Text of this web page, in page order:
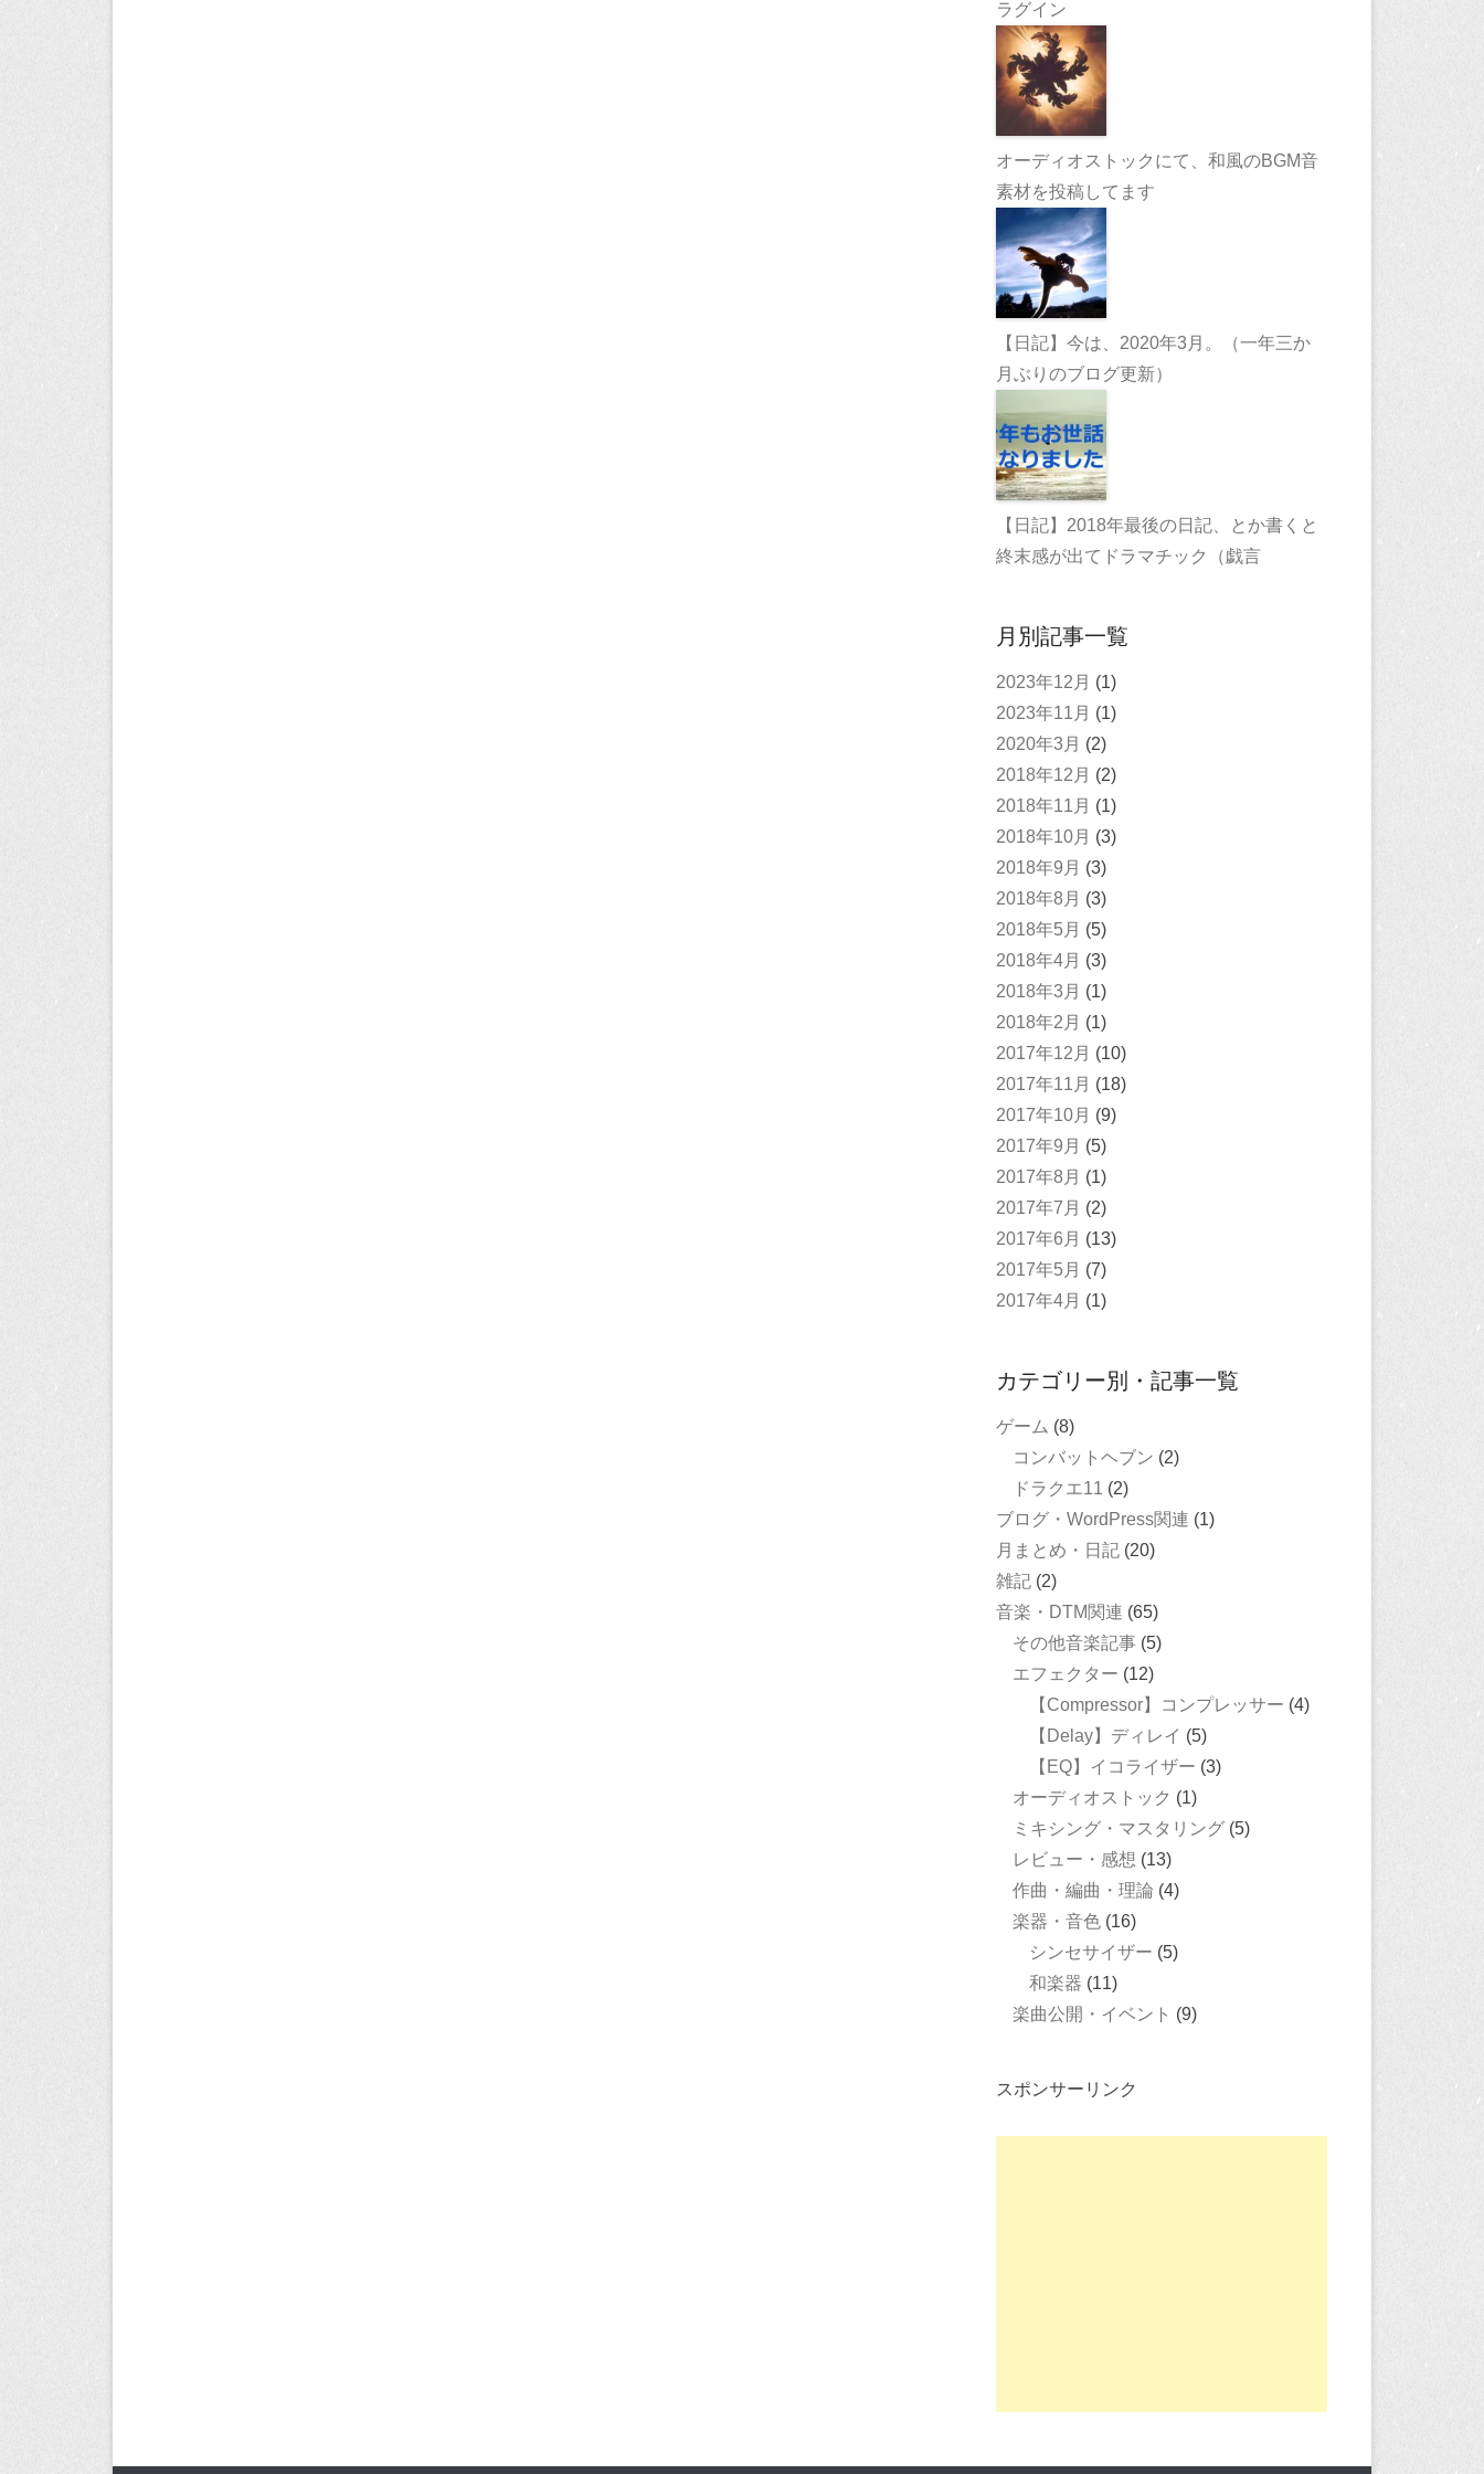
ラグイン
オーディオストックにて、和風のBGM音
素材を投稿してます
【日記】今は、2020年3月。（一年三か
月ぶりのブログ更新）
【日記】2018年最後の日記、とか書くと
終末感が出てドラマチック（戯言
月別記事一覧
2023年12月 (1)
2023年11月 (1)
2020年3月 (2)
2018年12月 (2)
2018年11月 (1)
2018年10月 (3)
2018年9月 (3)
2018年8月 (3)
2018年5月 (5)
2018年4月 (3)
2018年3月 (1)
2018年2月 (1)
2017年12月 (10)
2017年11月 (18)
2017年10月 (9)
2017年9月 (5)
2017年8月 (1)
2017年7月 (2)
2017年6月 (13)
2017年5月 (7)
2017年4月 (1)
カテゴリー別・記事一覧
ゲーム (8)
コンバットヘブン (2)
ドラクエ11 (2)
ブログ・WordPress関連 (1)
月まとめ・日記 (20)
雑記 (2)
音楽・DTM関連 (65)
その他音楽記事 (5)
エフェクター (12)
【Compressor】コンプレッサー (4)
【Delay】ディレイ (5)
【EQ】イコライザー (3)
オーディオストック (1)
ミキシング・マスタリング (5)
レビュー・感想 (13)
作曲・編曲・理論 (4)
楽器・音色 (16)
シンセサイザー (5)
和楽器 (11)
楽曲公開・イベント (9)
スポンサーリンク